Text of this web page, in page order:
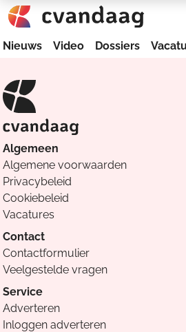
Nieuws Video Dossiers
Algemeen
Algemene voorwaarden
Privacybeleid
Cookiebeleid
Vacatures
Contact
Contactformulier
Veelgestelde vragen
Service
Adverteren
Inloggen adverteren